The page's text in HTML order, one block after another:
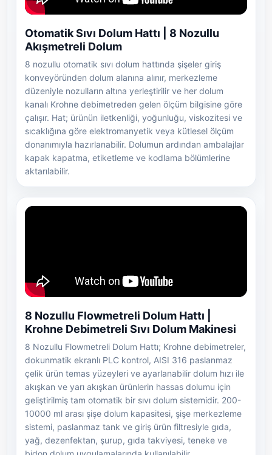
Otomatik Sıvı Dolum Hattı | 8 Nozullu
Akışmetreli Dolum
8 nozullu otomatik sıvı dolum hattında şişeler giriş
konveyöründen dolum alanına alınır, merkezleme
düzeniyle nozulların altına yerleştirilir ve her dolum
kanalı Krohne debimetreden gelen ölçüm bilgisine göre
çalışır. Hat; ürünün iletkenliği, yoğunluğu, viskozitesi ve
sıcaklığına göre elektromanyetik veya kütlesel ölçüm
donanımıyla hazırlanabilir. Dolumun ardından ambalajlar
kapak kapatma, etiketleme ve kodlama bölümlerine
aktarılabilir.
8 Nozullu Flowmetreli Dolum Hattı |
Krohne Debimetreli Sıvı Dolum Makinesi
8 Nozullu Flowmetreli Dolum Hattı; Krohne debimetreler,
dokunmatik ekranlı PLC kontrol, AISI 316 paslanmaz
çelik ürün temas yüzeyleri ve ayarlanabilir dolum hızı ile
akışkan ve yarı akışkan ürünlerin hassas dolumu için
geliştirilmiş tam otomatik bir sıvı dolum sistemidir. 200-
10000 ml arası şişe dolum kapasitesi, şişe merkezleme
sistemi, paslanmaz tank ve giriş ürün filtresiyle gıda,
yağ, dezenfektan, şurup, gıda takviyesi, teneke ve